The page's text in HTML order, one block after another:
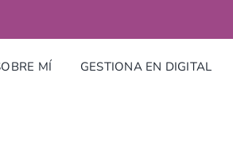
MÍ GESTIONA EN DIGITAL